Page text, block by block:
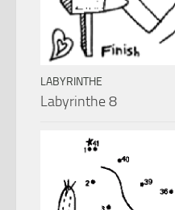
LABYRINTHE
Labyrinthe 8